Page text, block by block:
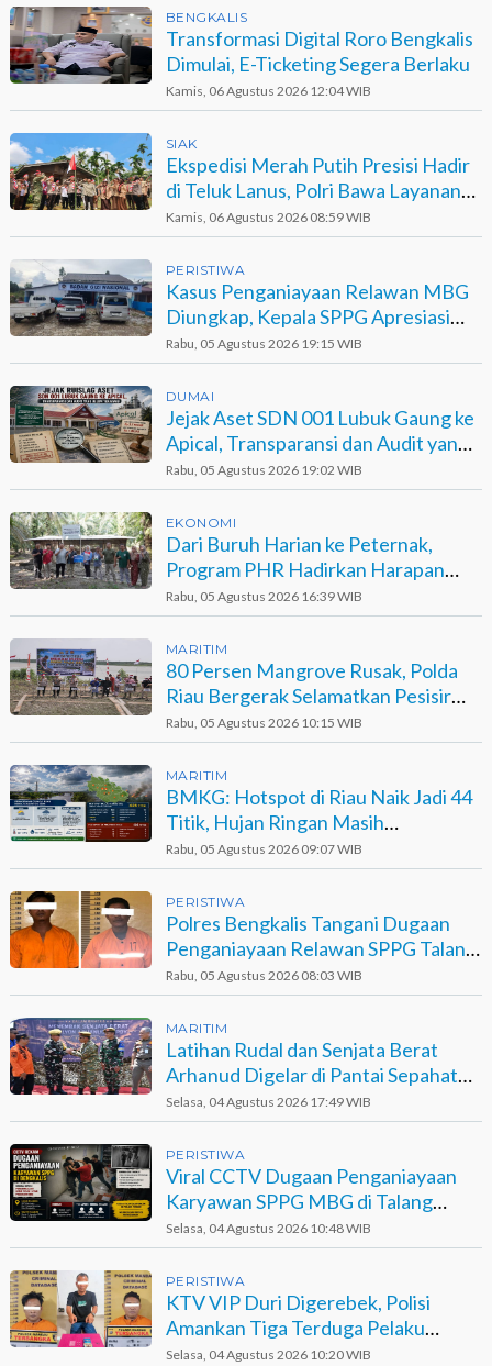
BENGKALIS
Transformasi Digital Roro Bengkalis
Dimulai, E-Ticketing Segera Berlaku
Kamis, 06 Agustus 2026 12:04 WIB
SIAK
Ekspedisi Merah Putih Presisi Hadir
di Teluk Lanus, Polri Bawa Layanan
dan Harapan
Kamis, 06 Agustus 2026 08:59 WIB
PERISTIWA
Kasus Penganiayaan Relawan MBG
Diungkap, Kepala SPPG Apresiasi
Kinerja Polisi
Rabu, 05 Agustus 2026 19:15 WIB
DUMAI
Jejak Aset SDN 001 Lubuk Gaung ke
Apical, Transparansi dan Audit yang
Belum Terjawab
Rabu, 05 Agustus 2026 19:02 WIB
EKONOMI
Dari Buruh Harian ke Peternak,
Program PHR Hadirkan Harapan
Baru bagi Suku Sakai
Rabu, 05 Agustus 2026 16:39 WIB
MARITIM
80 Persen Mangrove Rusak, Polda
Riau Bergerak Selamatkan Pesisir
Sinaboi
Rabu, 05 Agustus 2026 10:15 WIB
MARITIM
BMKG: Hotspot di Riau Naik Jadi 44
Titik, Hujan Ringan Masih
Berpotensi Terjadi
Rabu, 05 Agustus 2026 09:07 WIB
PERISTIWA
Polres Bengkalis Tangani Dugaan
Penganiayaan Relawan SPPG Talang
Muandau
Rabu, 05 Agustus 2026 08:03 WIB
MARITIM
Latihan Rudal dan Senjata Berat
Arhanud Digelar di Pantai Sepahat
Bengkalis
Selasa, 04 Agustus 2026 17:49 WIB
PERISTIWA
Viral CCTV Dugaan Penganiayaan
Karyawan SPPG MBG di Talang
Muandau
Selasa, 04 Agustus 2026 10:48 WIB
PERISTIWA
KTV VIP Duri Digerebek, Polisi
Amankan Tiga Terduga Pelaku
Narkotika
Selasa, 04 Agustus 2026 10:20 WIB